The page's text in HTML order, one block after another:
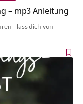
– mp3 Anleitung
- lass dich von